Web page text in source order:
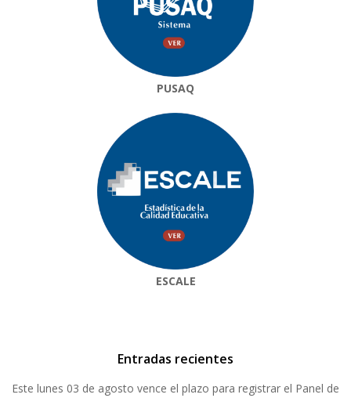
PUSAQ
ESCALE
Entradas recientes
Este lunes 03 de agosto vence el plazo para registrar el Panel de